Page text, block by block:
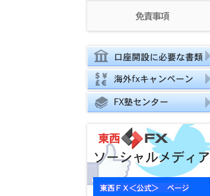
免責事項
口座開設に必要な書類
海外fxキャンペーン
FX塾センター
ソーシャルメディア